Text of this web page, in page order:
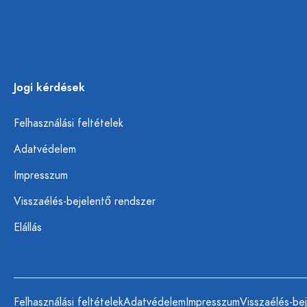
Jogi kérdések
Felhasználási feltételek
Adatvédelem
Impresszum
Visszaélés-bejelentő rendszer
Elállás
Felhasználási feltételekAdatvédelemImpresszumVisszaélés-